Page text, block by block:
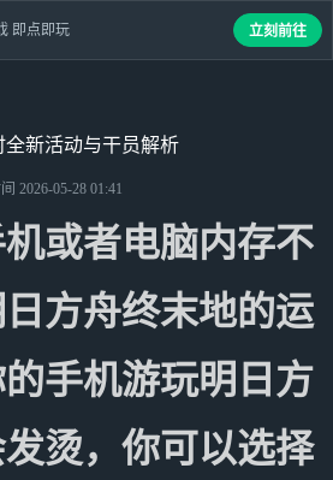
新活动与干员解析
2026-05-28 01:41
或者电脑内存不
方舟终末地的运
手机游玩明日方
烫，你可以选择
即点即玩 立刻前往